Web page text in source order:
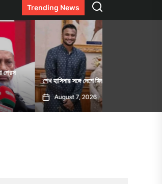
Trending News Search
হাসিনার সঙ্গে দেশে ফিরতে চান সাকিব
August 7, 2026